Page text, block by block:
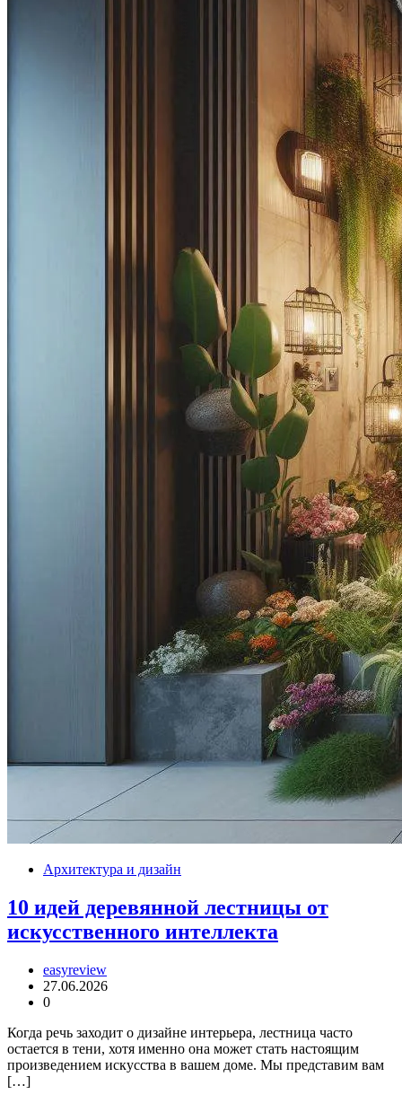
Архитектура и дизайн
10 идей деревянной лестницы от
искусственного интеллекта
easyreview
27.06.2026
0
Когда речь заходит о дизайне интерьера, лестница часто
остается в тени, хотя именно она может стать настоящим
произведением искусства в вашем доме. Мы представим вам
[…]